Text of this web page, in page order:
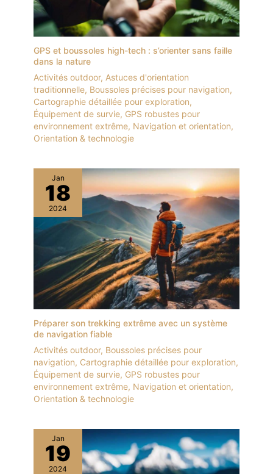
GPS et boussoles high-tech : s’orienter sans faille
dans la nature
Activités outdoor, Astuces d'orientation
traditionnelle, Boussoles précises pour navigation,
Cartographie détaillée pour exploration,
Équipement de survie, GPS robustes pour
environnement extrême, Navigation et orientation,
Orientation & technologie
Jan
18
2024
Préparer son trekking extrême avec un système
de navigation fiable
Activités outdoor, Boussoles précises pour
navigation, Cartographie détaillée pour exploration,
Équipement de survie, GPS robustes pour
environnement extrême, Navigation et orientation,
Orientation & technologie
Jan
19
2024